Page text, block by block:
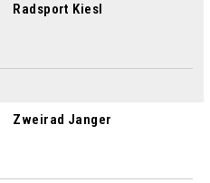
Radsport Kiesl
Zweirad Janger